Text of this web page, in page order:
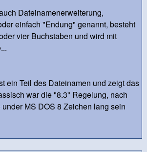
Dateinamenerweiterung,
einfach "Endung" genannt, besteht
vier Buchstaben und wird mit
ein Teil des Dateinamen und zeigt das
war die "8.3" Regelung, nach
MS DOS 8 Zeichen lang sein